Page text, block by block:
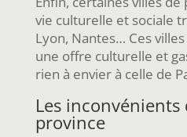
vie culturelle et sociale
Lyon, Nantes… Ces
une offre culturelle et
rien à envier à celle de
Les inconvénients
province